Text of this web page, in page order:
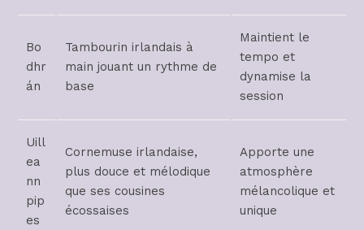
Bo
dhr
án
Tambourin irlandais à
main jouant un rythme de
base
Maintient le
tempo et
dynamise la
session
Uill
ea
nn
pip
es
Cornemuse irlandaise,
plus douce et mélodique
que ses cousines
écossaises
Apporte une
atmosphère
mélancolique et
unique